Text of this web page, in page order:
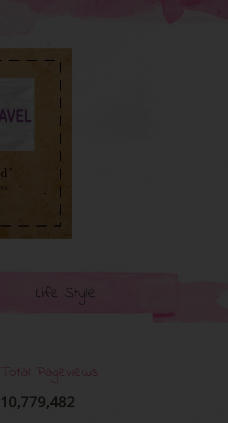
Life Style
Total Pageviews
10,779,482